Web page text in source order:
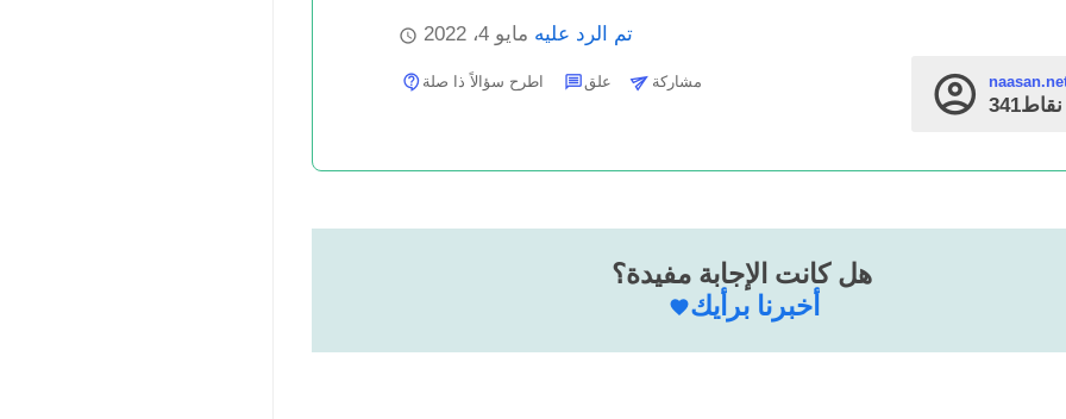
تم الرد عليه مايو 4، 2022
نقاط
اطرح سؤالاً ذا صلة علق مشاركة
هل كانت الإجابة مفيدة؟
أخبرنا برأيك